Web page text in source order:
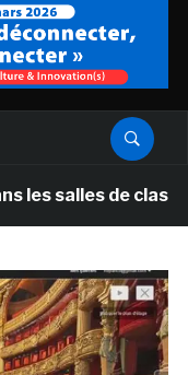
de classe des